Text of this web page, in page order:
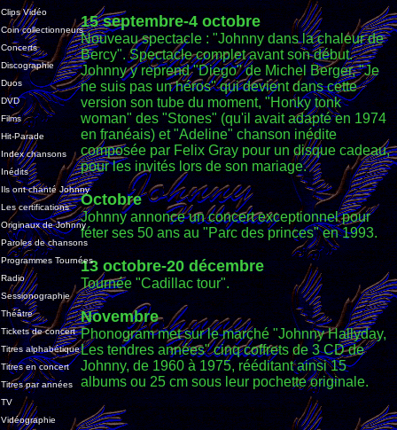
Clips Vidéo
Coin collectionneurs
Concerts
Discographie
Duos
DVD
Films
Hit-Parade
Index chansons
Inédits
Ils ont chanté Johnny
Les certifications
Originaux de Johnny
Paroles de chansons
Programmes Tournées
Radio
Sessionographie
Théâtre
Tickets de concert
Titres alphabétique
Titres en concert
Titres par années
TV
Vidéographie
15 septembre-4 octobre
Nouveau spectacle : "Johnny dans la chaleur de
Bercy". Spectacle complet avant son début.
Johnny y reprend "Diego" de Michel Berger, "Je
ne suis pas un héros" qui devient dans cette
version son tube du moment, "Honky tonk
woman" des "Stones" (qu'il avait adapté en 1974
en franéais) et "Adeline" chanson inédite
composée par Felix Gray pour un disque cadeau,
pour les invités lors de son mariage.
Octobre
Johnny annonce un concert exceptionnel pour
féter ses 50 ans au "Parc des princes" en 1993.
13 octobre-20 décembre
Tournée "Cadillac tour".
Novembre
Phonogram met sur le marché "Johnny Hallyday,
Les tendres années" cinq coffrets de 3 CD de
Johnny, de 1960 à 1975, rééditant ainsi 15
albums ou 25 cm sous leur pochette originale.